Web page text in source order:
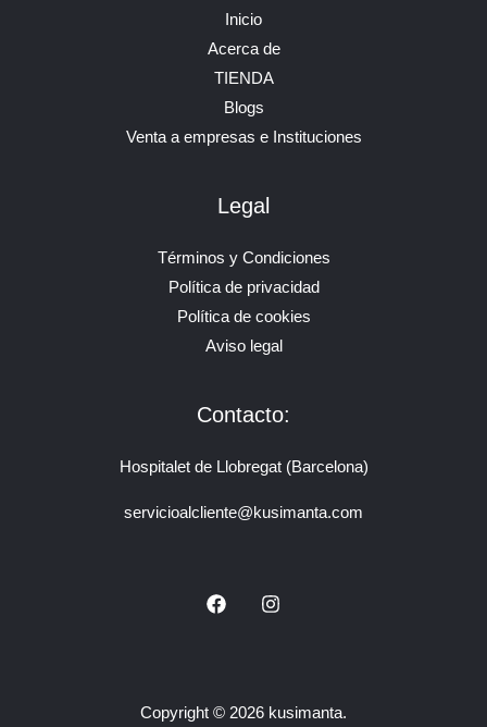
Inicio
Acerca de
TIENDA
Blogs
Venta a empresas e Instituciones
Legal
Términos y Condiciones
Política de privacidad
Política de cookies
Aviso legal
Contacto:
Hospitalet de Llobregat (Barcelona)
servicioalcliente@kusimanta.com
Copyright © 2026 kusimanta.